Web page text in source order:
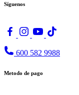
Síguenos
600 582 9988
Metodo de pago